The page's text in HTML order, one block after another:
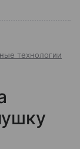
технологии